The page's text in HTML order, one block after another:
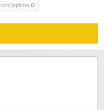
IconCaptcha ©